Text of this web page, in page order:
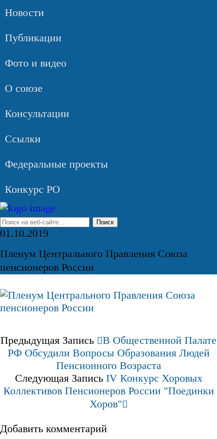
Новости
Публикации
Фото и видео
О союзе
Консультации
Ссылки
Федеральные проекты
Конкурс РО
01.10.2019
Пленум Центрального Правления Союза
пенсионеров России
Предыдущая Запись
В Общественной Палате
РФ Обсудили Вопросы Образования Людей
Пенсионного Возраста
Следующая Запись IV Конкурс Хоровых
Коллективов Пенсионеров России "Поединки
Хоров"
Добавить комментарий